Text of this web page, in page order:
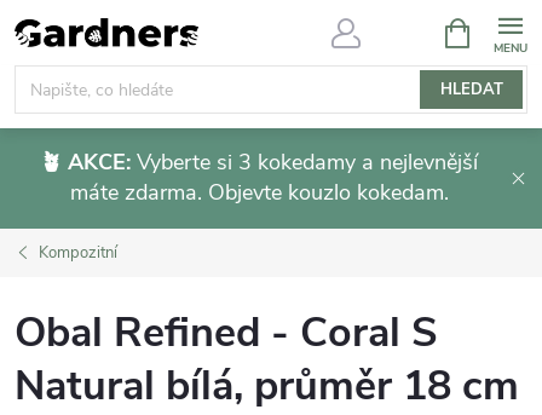
Přejít
na
obsah
HLEDAT
NÁKUPNÍ
KOŠÍK
🪴 AKCE: Vyberte si 3 kokedamy a nejlevnější
máte zdarma. Objevte kouzlo kokedam.
Kompozitní
Obal Refined - Coral S
Natural bílá, průměr 18 cm